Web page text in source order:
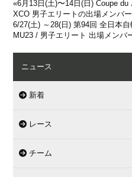
«6月13日(土)〜14日(日) Coupe du
XCO 男子エリートの出場メンバ
6/27(土) ～28(日) 第94回 全日本
MU23 / 男子エリート 出場メンバ
ニュース
新着
レース
チーム